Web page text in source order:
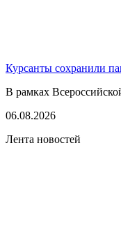
Курсанты сохранили
В рамках
06.08.2026
Лента новостей